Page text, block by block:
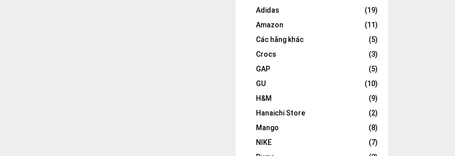
Adidas
(19)
Amazon
(11)
Các hãng khác
(5)
Crocs
(3)
GAP
(5)
GU
(10)
H&M
(9)
Hanaichi Store
(2)
Mango
(8)
NIKE
(7)